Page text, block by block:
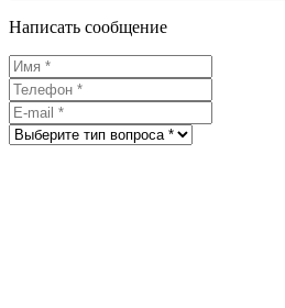
Написать сообщение